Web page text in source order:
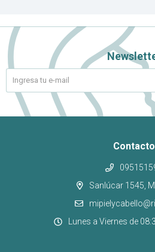
Contacto
Sanlúcar 1545,
Lunes a Viernes de